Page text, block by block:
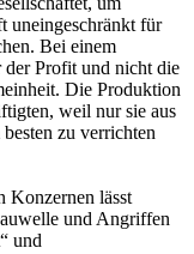
uneingeschränkt für
Bei einem
der Profit und nicht die
Die Produktion
weil nur sie aus
zu verrichten
Konzernen lässt
und Angriffen
und